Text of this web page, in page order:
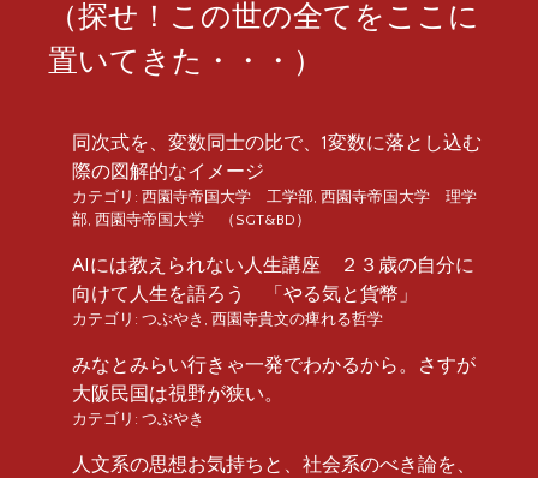
（探せ！この世の全てをここに
置いてきた・・・）
同次式を、変数同士の比で、1変数に落とし込む
際の図解的なイメージ
カテゴリ: 西園寺帝国大学 工学部, 西園寺帝国大学 理学
部, 西園寺帝国大学 （SGT&BD）
AIには教えられない人生講座 ２３歳の自分に
向けて人生を語ろう 「やる気と貨幣」
カテゴリ: つぶやき , 西園寺貴文の痺れる哲学
みなとみらい行きゃ一発でわかるから。さすが
大阪民国は視野が狭い。
カテゴリ: つぶやき
人文系の思想お気持ちと、社会系のべき論を、